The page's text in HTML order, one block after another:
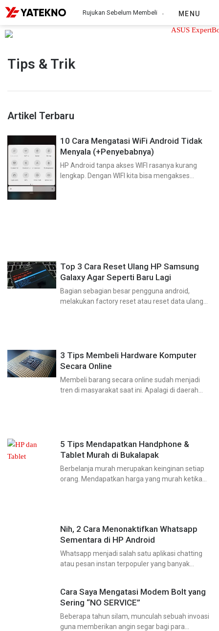
Rujukan Sebelum Membeli MENU
Tips & Trik
Artikel Terbaru
10 Cara Mengatasi WiFi Android Tidak
Menyala (+Penyebabnya)
HP Android tanpa akses WIFI rasanya kurang
lengkap. Dengan WIFI kita bisa mengakses
Top 3 Cara Reset Ulang HP Samsung
Galaxy Agar Seperti Baru Lagi
Bagian sebagian besar pengguna android,
melakukan factory reset atau reset data ulang
3 Tips Membeli Hardware Komputer
Secara Online
Membeli barang secara online sudah menjadi
tren di masyarakat saat ini. Apalagi di daerah
5 Tips Mendapatkan Handphone &
Tablet Murah di Bukalapak
Berbelanja murah merupakan keinginan setiap
orang. Mendapatkan harga yang murah ketika
Nih, 2 Cara Menonaktifkan Whatsapp
Sementara di HP Android
Whatsapp menjadi salah satu aplikasi chatting
atau pesan instan terpopuler yang banyak
Whatsapp sendiri cukup berarti bagi kehidupan
sehari-hari, baik
Cara Saya Mengatasi Modem Bolt yang
Sering “NO SERVICE”
Beberapa tahun silam, munculah sebuah invoasi
guna memberikan angin segar bagi para